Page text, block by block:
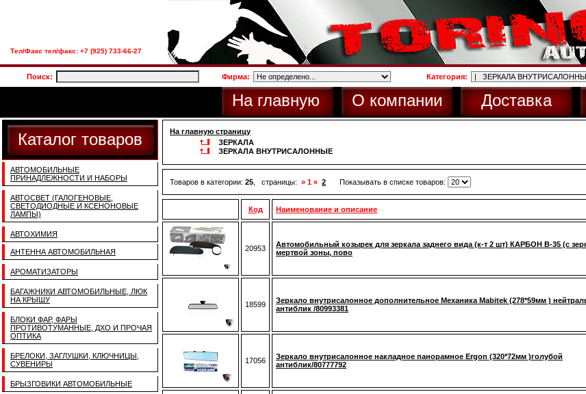
Тел/Факс тел/факс: +7 (925) 733-66-27
Поиск: Фирма: Категория:
На главную О компании Доставка
Каталог товаров
АВТОМОБИЛЬНЫЕ
ПРИНАДЛЕЖНОСТИ И НАБОРЫ
АВТОСВЕТ (ГАЛОГЕНОВЫЕ,
СВЕТОДИОДНЫЕ И КСЕНОНОВЫЕ
ЛАМПЫ)
АВТОХИМИЯ
АНТЕННА АВТОМОБИЛЬНАЯ
АРОМАТИЗАТОРЫ
БАГАЖНИКИ АВТОМОБИЛЬНЫЕ, ЛЮК
НА КРЫШУ
БЛОКИ ФАР, ФАРЫ
ПРОТИВОТУМАННЫЕ, ДХО И ПРОЧАЯ
ОПТИКА
БРЕЛОКИ, ЗАГЛУШКИ, КЛЮЧНИЦЫ,
СУВЕНИРЫ
БРЫЗГОВИКИ АВТОМОБИЛЬНЫЕ
На главную страницу
ЗЕРКАЛА
ЗЕРКАЛА ВНУТРИСАЛОННЫЕ
Товаров в категории: 25 , страницы: » 1 « 2 Показывать в списке товаров:
Код Наименование и описание
20953
Автомобильный козырек для зеркала заднего вида (к-т 2 шт) КАРБОН B-35 (с
мертвой зоны, пово
18599
Зеркало внутрисалонное дополнительное Механика Mabitek (278*59мм )
антиблик /80993381
17056
Зеркало внутрисалонное накладное панорамное Ergon (320*72мм )голубой
антиблик/80777792